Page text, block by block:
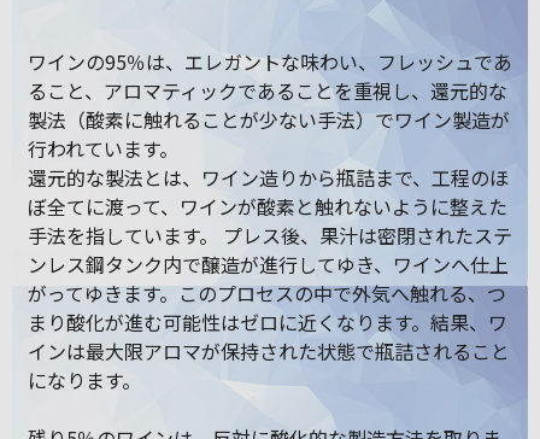
ワインの95％は、エレガントな味わい、フレッシュであ
ること、アロマティックであることを重視し、還元的な
製法（酸素に触れることが少ない手法）でワイン製造が
行われています。
還元的な製法とは、ワイン造りから瓶詰まで、工程のほ
ぼ全てに渡って、ワインが酸素と触れないように整えた
手法を指しています。 プレス後、果汁は密閉されたステ
ンレス鋼タンク内で醸造が進行してゆき、ワインへ仕上
がってゆきます。このプロセスの中で外気へ触れる、つ
まり酸化が進む可能性はゼロに近くなります。結果、ワ
インは最大限アロマが保持された状態で瓶詰されること
になります。